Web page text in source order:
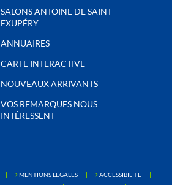
SALONS ANTOINE DE SAINT-
EXUPÉRY
ANNUAIRES
CARTE INTERACTIVE
NOUVEAUX ARRIVANTS
VOS REMARQUES NOUS
INTÉRESSENT
MENTIONS LÉGALES
ACCESSIBILITÉ